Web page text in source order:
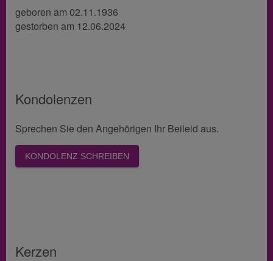
geboren am 02.11.1936
gestorben am 12.06.2024
Kondolenzen
Sprechen Sie den Angehörigen Ihr Beileid aus.
KONDOLENZ SCHREIBEN
Kerzen